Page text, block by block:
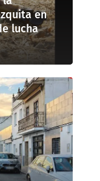
en
lucha